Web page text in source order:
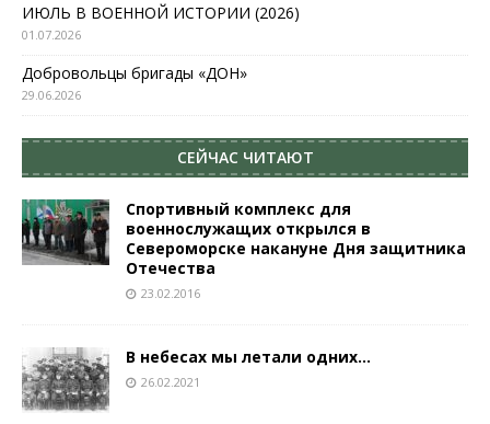
ИЮЛЬ В ВОЕННОЙ ИСТОРИИ (2026)
01.07.2026
Добровольцы бригады «ДОН»
29.06.2026
СЕЙЧАС ЧИТАЮТ
Спортивный комплекс для
военнослужащих открылся в
Североморске накануне Дня защитника
Отечества
23.02.2016
В небесах мы летали одних…
26.02.2021